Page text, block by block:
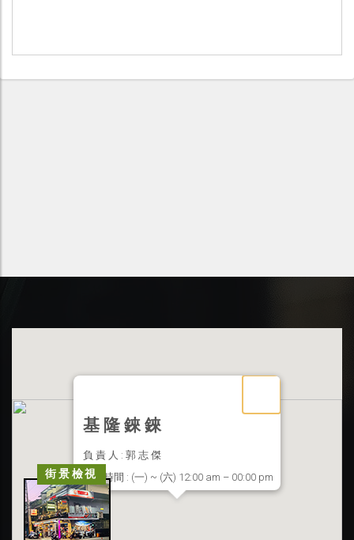
街景檢視
基 隆 錸 錸
負 責 人 : 郭 志 傑
營業時間 : (一) ~ (六) 12:00 am – 00:00 pm
聯絡地址 : 基隆市信義區東信路 33 號